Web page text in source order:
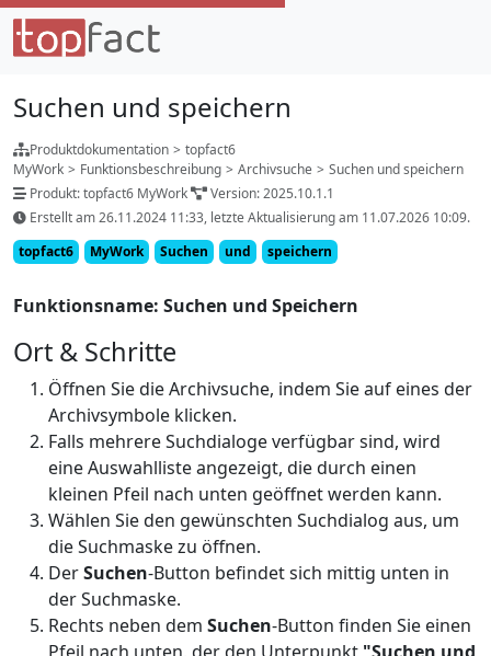
Suchen und speichern
Produktdokumentation > topfact6
MyWork > Funktionsbeschreibung > Archivsuche > Suchen und speichern
Produkt: topfact6 MyWork
Version: 2025.10.1.1
Erstellt am 26.11.2024 11:33, letzte Aktualisierung am 11.07.2026 10:09.
topfact6
MyWork Suchen und speichern
Funktionsname: Suchen und Speichern
Ort & Schritte
Öffnen Sie die Archivsuche, indem Sie auf eines der
Archivsymbole klicken.
Falls mehrere Suchdialoge verfügbar sind, wird
eine Auswahlliste angezeigt, die durch einen
kleinen Pfeil nach unten geöffnet werden kann.
Wählen Sie den gewünschten Suchdialog aus, um
die Suchmaske zu öffnen.
DerSuchen-Button befindet sich mittig unten in
der Suchmaske.
Rechts neben dem Suchen-Button finden Sie einen